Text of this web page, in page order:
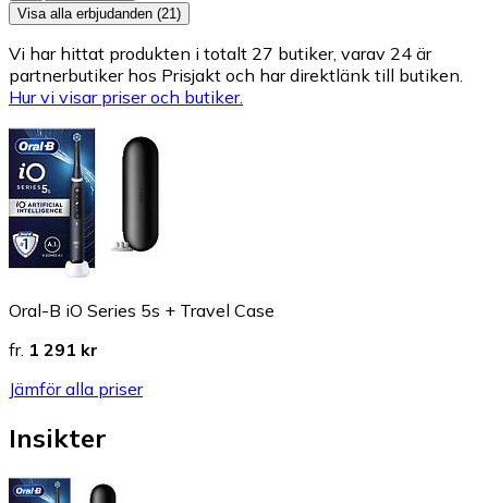
Visa alla erbjudanden (21)
Vi har hittat produkten i totalt 27 butiker, varav 24 är
partnerbutiker hos Prisjakt och har direktlänk till butiken.
Hur vi visar priser och butiker.
Oral-B iO Series 5s + Travel Case
fr. 1 291 kr
Jämför alla priser
Insikter